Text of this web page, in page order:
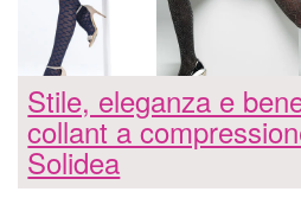
Stile, eleganza e
collant a
Solidea